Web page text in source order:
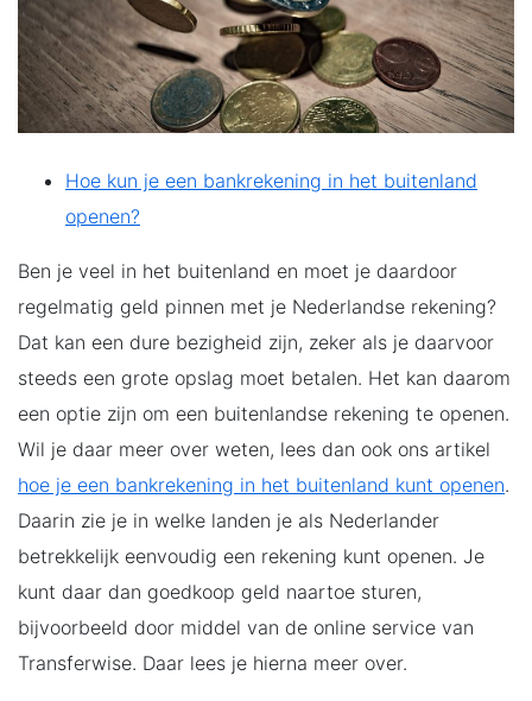
Hoe kun je een bankrekening in het buitenland
openen?
Ben je veel in het buitenland en moet je daardoor
regelmatig geld pinnen met je Nederlandse rekening?
Dat kan een dure bezigheid zijn, zeker als je daarvoor
steeds een grote opslag moet betalen. Het kan daarom
een optie zijn om een buitenlandse rekening te openen.
Wil je daar meer over weten, lees dan ook ons artikel
hoe je een bankrekening in het buitenland kunt openen.
Daarin zie je in welke landen je als Nederlander
betrekkelijk eenvoudig een rekening kunt openen. Je
kunt daar dan goedkoop geld naartoe sturen,
bijvoorbeeld door middel van de online service van
Transferwise. Daar lees je hierna meer over.